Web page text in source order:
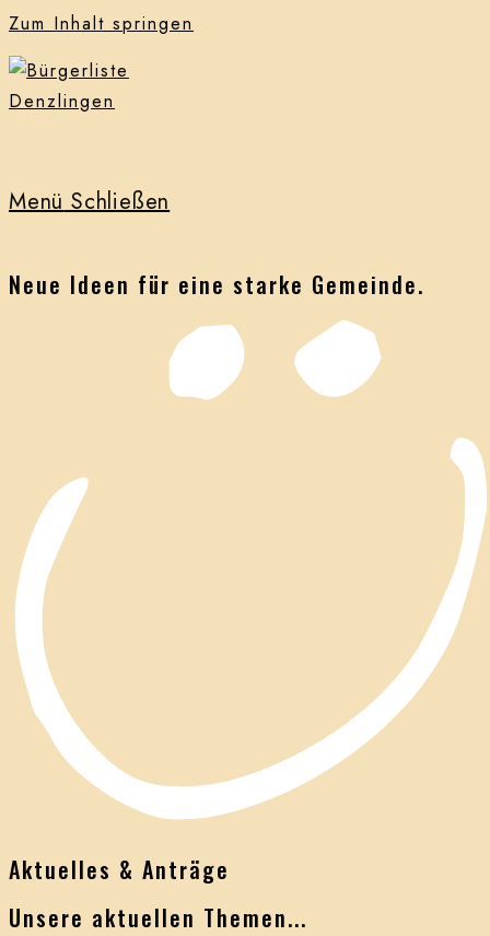
Zum Inhalt springen
Menü Schließen
Neue Ideen für eine starke Gemeinde.
Aktuelles & Anträge
Unsere aktuellen Themen...